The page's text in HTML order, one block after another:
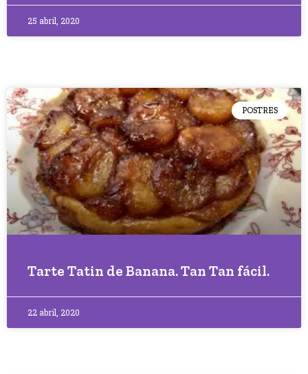
25 abril, 2020
POSTRES
Tarte Tatin de Banana. Tan Tan fácil.
22 abril, 2020